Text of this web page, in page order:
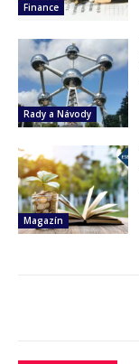
Finance
Rady a Návody
Magazín